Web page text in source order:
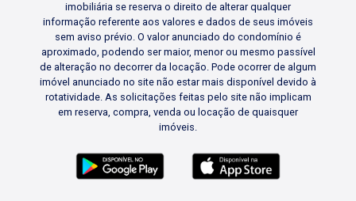
imobiliária se reserva o direito de alterar qualquer
informação referente aos valores e dados de seus imóveis
sem aviso prévio. O valor anunciado do condomínio é
aproximado, podendo ser maior, menor ou mesmo passível
de alteração no decorrer da locação. Pode ocorrer de algum
imóvel anunciado no site não estar mais disponível devido à
rotatividade. As solicitações feitas pelo site não implicam
em reserva, compra, venda ou locação de quaisquer
imóveis.